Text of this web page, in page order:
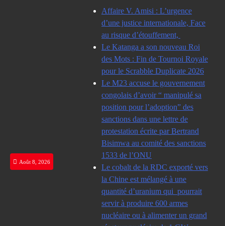
Août 8, 2026
Affaire V. Amisi : L’urgence
d’une justice internationale, Face
au risque d’étouffement,
Le Katanga a son nouveau Roi
des Mots : Fin de Tournoi Royale
pour le Scrabble Duplicate 2026
Le M23 accuse le gouvernement
congolais d’avoir “ manipulé sa
position pour l’adoption” des
sanctions dans une lettre de
protestation écrite par Bertrand
Bisimwa au comité des sanctions
1533 de l’ONU
Le cobalt de la RDC exporté vers
la Chine est mélangé à une
quantité d’uranium qui pourrait
servir à produire 600 armes
nucléaire ou à alimenter un grand